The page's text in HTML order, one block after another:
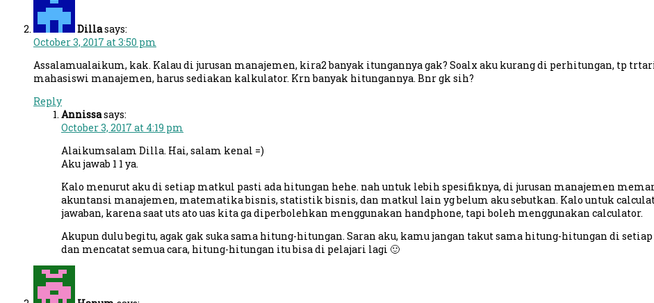
Dillasays:
October 3, 2017 at 3:50 pm
Assalamualaikum, kak. Kalau di jurusan manajemen, kira2 banyak itungannya gak? Soalx aku kurang di perhitungan, tp
mahasiswi manajemen, harus sediakan kalkulator. Krn banyak hitungannya. Bnr gk sih?
Reply
Annissasays:
October 3, 2017 at 4:19 pm
Alaikumsalam Dilla. Hai, salam kenal =)
Aku jawab 1 1 ya.
Kalo menurut aku di setiap matkul pasti ada hitungan hehe. nah untuk lebih spesifiknya, di jurusan manajemen
akuntansi manajemen, matematika bisnis, statistik bisnis, dan matkul lain yg belum aku sebutkan. Kalo untuk
jawaban, karena saat uts ato uas kita ga diperbolehkan menggunakan handphone, tapi boleh menggunakan calculator.
Akupun dulu begitu, agak gak suka sama hitung-hitungan. Saran aku, kamu jangan takut sama hitung-hitungan di
dan mencatat semua cara, hitung-hitungan itu bisa di pelajari lagi 🙂